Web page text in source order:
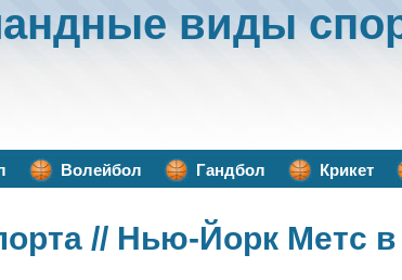
виды
Волейбол Гандбол Крикет
// Нью-Йорк Метс в